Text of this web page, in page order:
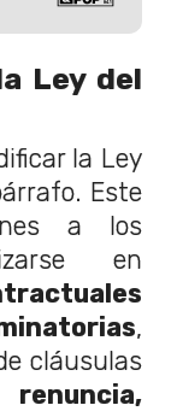
Ley del
la Ley
Este
a los
en
,
cláusulas